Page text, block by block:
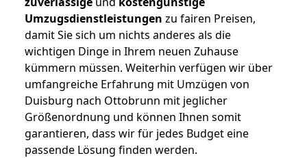
Umzugsdienstleistungen zu fairen Preisen,
damit Sie sich um nichts anderes als die
wichtigen Dinge in Ihrem neuen Zuhause
kümmern müssen. Weiterhin verfügen wir über
umfangreiche Erfahrung mit Umzügen von
Duisburg nach Ottobrunn mit jeglicher
Größenordnung und können Ihnen somit
garantieren, dass wir für jedes Budget eine
passende Lösung finden werden.